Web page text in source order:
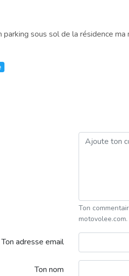
sous sol de la résidence
Ton
motovolee.com.
Ton adresse email
Ton nom